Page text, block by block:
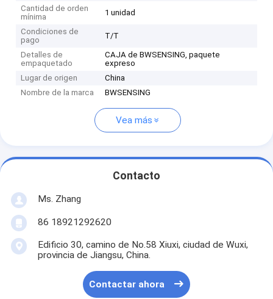
Cantidad de orden
mínima
1 unidad
Condiciones de
pago
T/T
Detalles de
empaquetado
CAJA de BWSENSING, paquete
expreso
Lugar de origen
China
Nombre de la marca
BWSENSING
Vea más
Contacto
Ms. Zhang
86 18921292620
Edificio 30, camino de No.58 Xiuxi, ciudad de Wuxi,
provincia de Jiangsu, China.
Contactar ahora